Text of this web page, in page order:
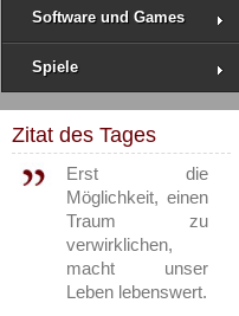
Software und Games
Spiele
Zitat des Tages
Erst die
Möglichkeit, einen
Traum zu
verwirklichen,
macht unser
Leben lebenswert.